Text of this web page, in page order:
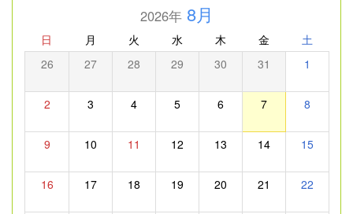
2026年8月
日 月 火 水 木 金 土
26 27 28 29 30 31 1
2 3 4 5 6 7 8
9 10 11 12 13 14 15
16 17 18 19 20 21 22